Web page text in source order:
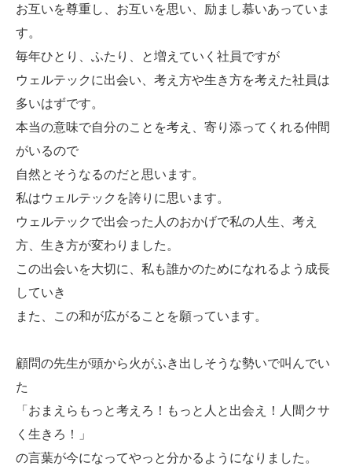
お互いを尊重し、お互いを思い、励まし慕いあっていま
す。
毎年ひとり、ふたり、と増えていく社員ですが
ウェルテックに出会い、考え方や生き方を考えた社員は
多いはずです。
本当の意味で自分のことを考え、寄り添ってくれる仲間
がいるので
自然とそうなるのだと思います。
私はウェルテックを誇りに思います。
ウェルテックで出会った人のおかげで私の人生、考え
方、生き方が変わりました。
この出会いを大切に、私も誰かのためになれるよう成長
していき
また、この和が広がることを願っています。
顧問の先生が頭から火がふき出しそうな勢いで叫んでい
た
「おまえらもっと考えろ！もっと人と出会え！人間クサ
く生きろ！」
の言葉が今になってやっと分かるようになりました。